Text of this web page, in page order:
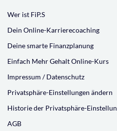
Wer ist FiP.S
Dein Online-Karrierecoaching
Deine smarte Finanzplanung
Einfach Mehr Gehalt Online-Kurs
Impressum / Datenschutz
Privatsphäre-Einstellungen ändern
Historie der Privatsphäre-
AGB